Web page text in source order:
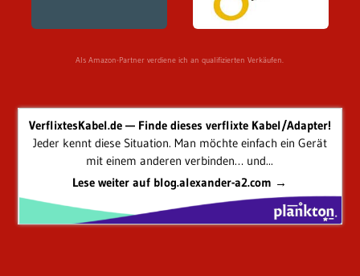
Als Amazon-Partner verdiene ich an qualifizierten Verkäufen.
VerflixtesKabel.de — Finde dieses verflixte Kabel/Adapter!
Jeder kennt diese Situation. Man möchte einfach ein Gerät
mit einem anderen verbinden… und...
Lese weiter auf blog.alexander-a2.com →